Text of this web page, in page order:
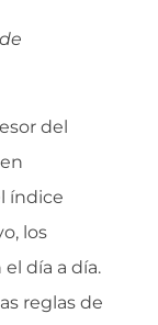
del
índice
los
día a día.
reglas de